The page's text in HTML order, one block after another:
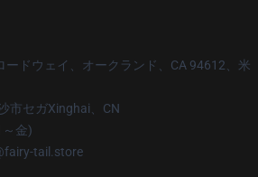
ードウェイ、オークランド、CA 94612、米
市セガXinghai、CN
～金)
tail.store